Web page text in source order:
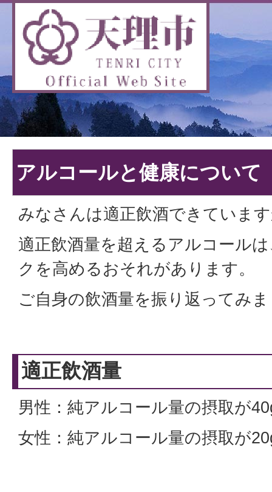
アルコールと健康について
みなさんは適正飲酒できていま
適正飲酒量を超えるアルコール
クを高めるおそれがあります。
ご自身の飲酒量を振り返ってみ
適正飲酒量
男性：純アルコール量の摂取が
女性：純アルコール量の摂取が